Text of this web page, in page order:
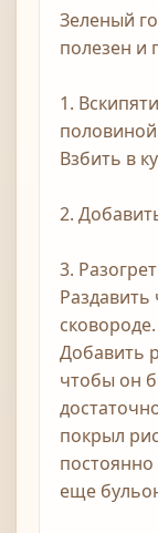
Зеленый
полезен и
1.
Взбить в
2.
3.
Добавить
чтобы он
покрыл
еще